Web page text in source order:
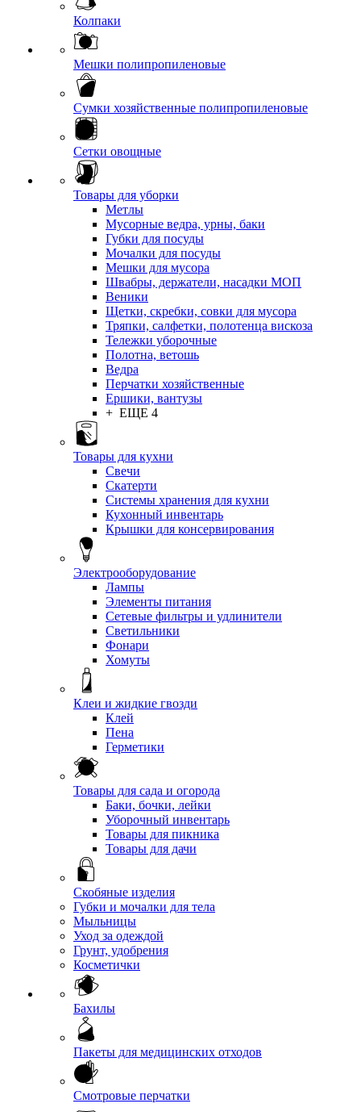
Колпаки
Мешки полипропиленовые
Сумки хозяйственные полипропиленовые
Сетки овощные
Товары для уборки
Метлы
Мусорные ведра, урны, баки
Губки для посуды
Мочалки для посуды
Мешки для мусора
Швабры, держатели, насадки МОП
Веники
Щетки, скребки, совки для мусора
Тряпки, салфетки, полотенца вискоза
Тележки уборочные
Полотна, ветошь
Ведра
Перчатки хозяйственные
Ершики, вантузы
+ ЕЩЕ 4
Товары для кухни
Свечи
Скатерти
Системы хранения для кухни
Кухонный инвентарь
Крышки для консервирования
Электрооборудование
Лампы
Элементы питания
Сетевые фильтры и удлинители
Светильники
Фонари
Хомуты
Клеи и жидкие гвозди
Клей
Пена
Герметики
Товары для сада и огорода
Баки, бочки, лейки
Уборочный инвентарь
Товары для пикника
Товары для дачи
Скобяные изделия
Губки и мочалки для тела
Мыльницы
Уход за одеждой
Грунт, удобрения
Косметички
Бахилы
Пакеты для медицинских отходов
Смотровые перчатки